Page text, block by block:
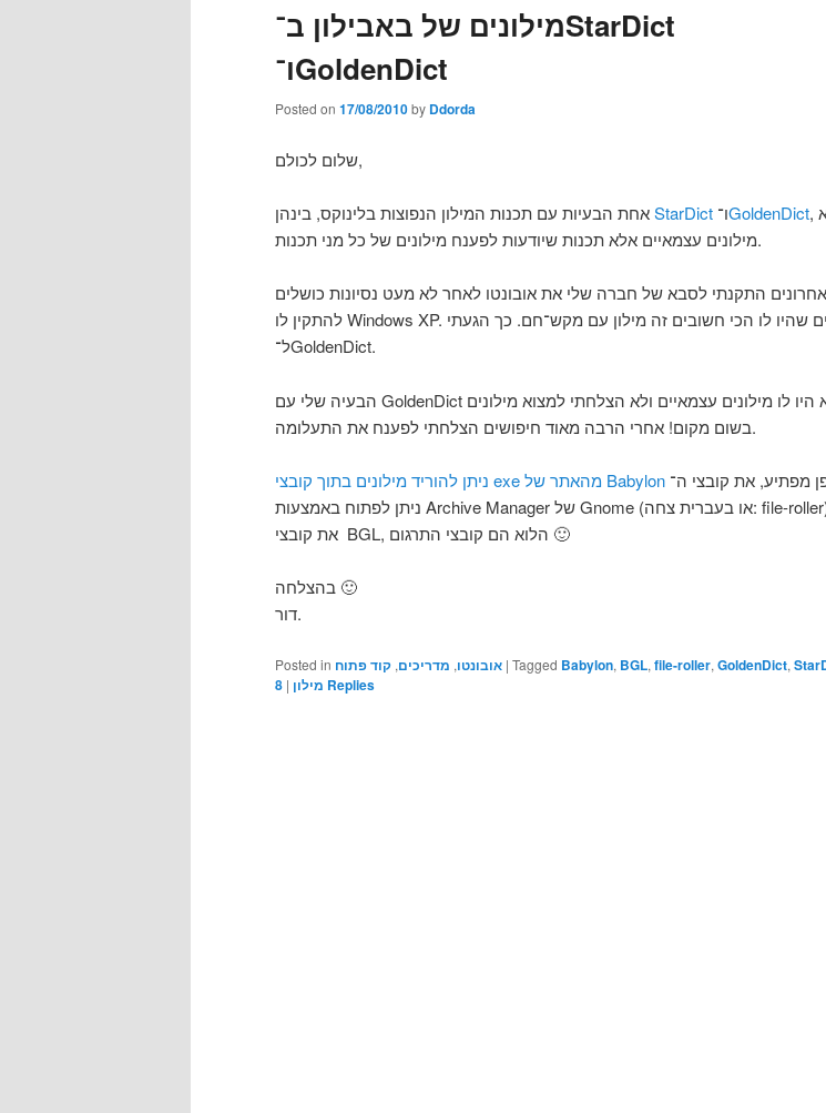
מילונים של באבילון ב־StarDict
ו־GoldenDict
Posted on 17/08/2010by Ddorda
שלום לכולם,
StarDict ו־GoldenDict, היא שהם לא
מילונים עצמאיים אלא תכנות שיודעות לפענח מילונים של כל מני תכנות.
התקנתי לסבא של חברה שלי את אובונטו לאחר לא מעט נסיונות כושלים
להתקין לו Windows XP. אחד הדברים שהיו לו הכי חשובים זה מילון עם מקש־חם. כך הגעתי
ל־GoldenDict.
הבעיה שלי עם GoldenDict הייתה שלא היו לו מילונים עצמאיים ולא הצלחתי למצוא מילונים
בשום מקום! אחרי הרבה מאוד חיפושים הצלחתי לפענח את התעלומה.
ניתן להוריד מילונים בתוך קובצי exe מהאתר של Babylon
ניתן לפתוח באמצעות Archive Manager של Gnome (או בעברית צחה: file-roller), שם תמצאו
את קובצי BGL, הלוא הם קובצי התרגום 🙂
בהצלחה 🙂
דור.
Posted in אובונטו, מדריכים, קוד פתוח | Tagged Babylon, BGL, file-roller, GoldenDict,
מילון |
8 Replies